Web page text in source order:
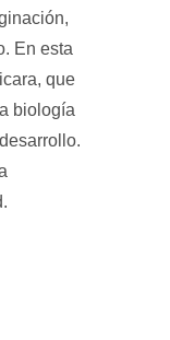
En esta
que
biología